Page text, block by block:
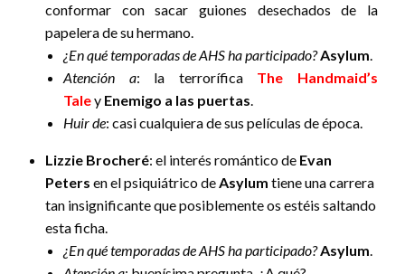
conformar con sacar guiones desechados de la
papelera de su hermano.
¿En qué temporadas de AHS ha participado?Asylum.
Atención a: la terrorífica The Handmaid’s
Taley Enemigo a las puertas.
Huir de: casi cualquiera de sus películas de época.
Lizzie Brocheré: el interés romántico de Evan
Peters en el psiquiátrico deAsylum tiene una carrera
tan insignificante que posiblemente os estéis saltando
esta ficha.
¿En qué temporadas de AHS ha participado?Asylum.